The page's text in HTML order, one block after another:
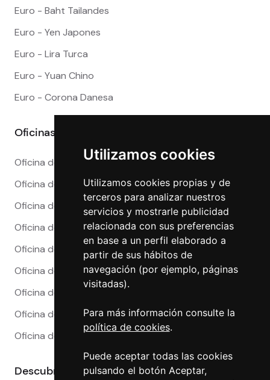
Utilizamos cookies
Utilizamos cookies propias y de
terceros para analizar nuestros
servicios y mostrarle publicidad
relacionada con sus preferencias
en base a un perfil elaborado a
partir de sus hábitos de
navegación (por ejemplo, páginas
visitadas).
Para más información consulte la
política de cookies.
Puede aceptar todas las cookies
pulsando el botón Aceptar,
Euro - Baht Tailandes
Euro - Yen Japones
Euro - Lira Turca
Euro - Yuan Chino
Euro - Corona Danesa
Oficinas
Oficina de Cambio en Alicante
Oficina de Cambio en Barcelona
Oficina de Cambio en Córdoba
Oficina de Cambio en Granada
Oficina de Cambio en Madrid
Oficina de Cambio en Málaga
Oficina de Cambio en Marbella
Oficina de Cambio en Sevilla
Oficina de Cambio en Valencia
Descubre más